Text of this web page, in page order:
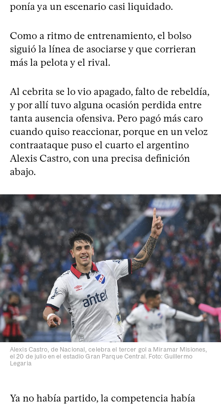
ponía ya un escenario casi liquidado.
Como a ritmo de entrenamiento, el bolso
siguió la línea de asociarse y que corrieran
más la pelota y el rival.
Al cebrita se lo vio apagado, falto de rebeldía,
y por allí tuvo alguna ocasión perdida entre
tanta ausencia ofensiva. Pero pagó más caro
cuando quiso reaccionar, porque en un veloz
contraataque puso el cuarto el argentino
Alexis Castro, con una precisa definición
abajo.
Alexis Castro, de Nacional, celebra el tercer gol a Miramar Misiones,
el 20 de julio en el estadio Gran Parque Central. Foto: Guillermo
Legaria
Ya no había partido, la competencia había